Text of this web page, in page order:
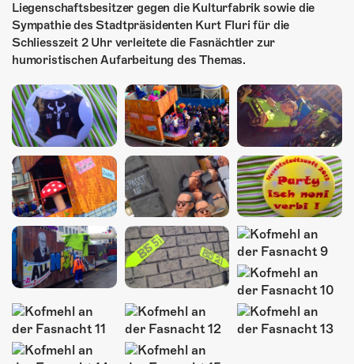
Liegenschaftsbesitzer gegen die Kulturfabrik sowie die
Sympathie des Stadtpräsidenten Kurt Fluri für die
Schliesszeit 2 Uhr verleitete die Fasnächtler zur
humoristischen Aufarbeitung des Themas.